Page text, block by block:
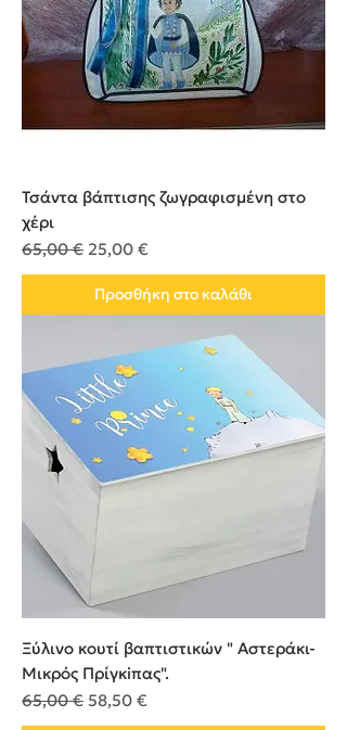
Τσάντα βάπτισης ζωγραφισμένη στο
χέρι
Κανονική τιμή
65,00 € Τιμή Έκπτωσης
25,00 €
Προσθήκη στο καλάθι
Ξύλινο κουτί βαπτιστικών " Αστεράκι-
Μικρός Πρίγκiπας".
Κανονική τιμή
65,00 € Τιμή Έκπτωσης
58,50 €